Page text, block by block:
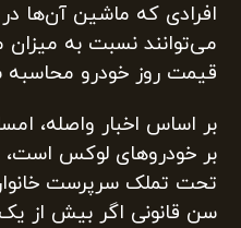
افرادی که ماشین آن‌ها
می‌توانند نسبت به میزان
قیمت روز خودرو محاسبه
بر اساس اخبار واصله،
بر خودرو‌های لوکس
تحت تملک سرپرست
سن قانونی اگر بیش از یک